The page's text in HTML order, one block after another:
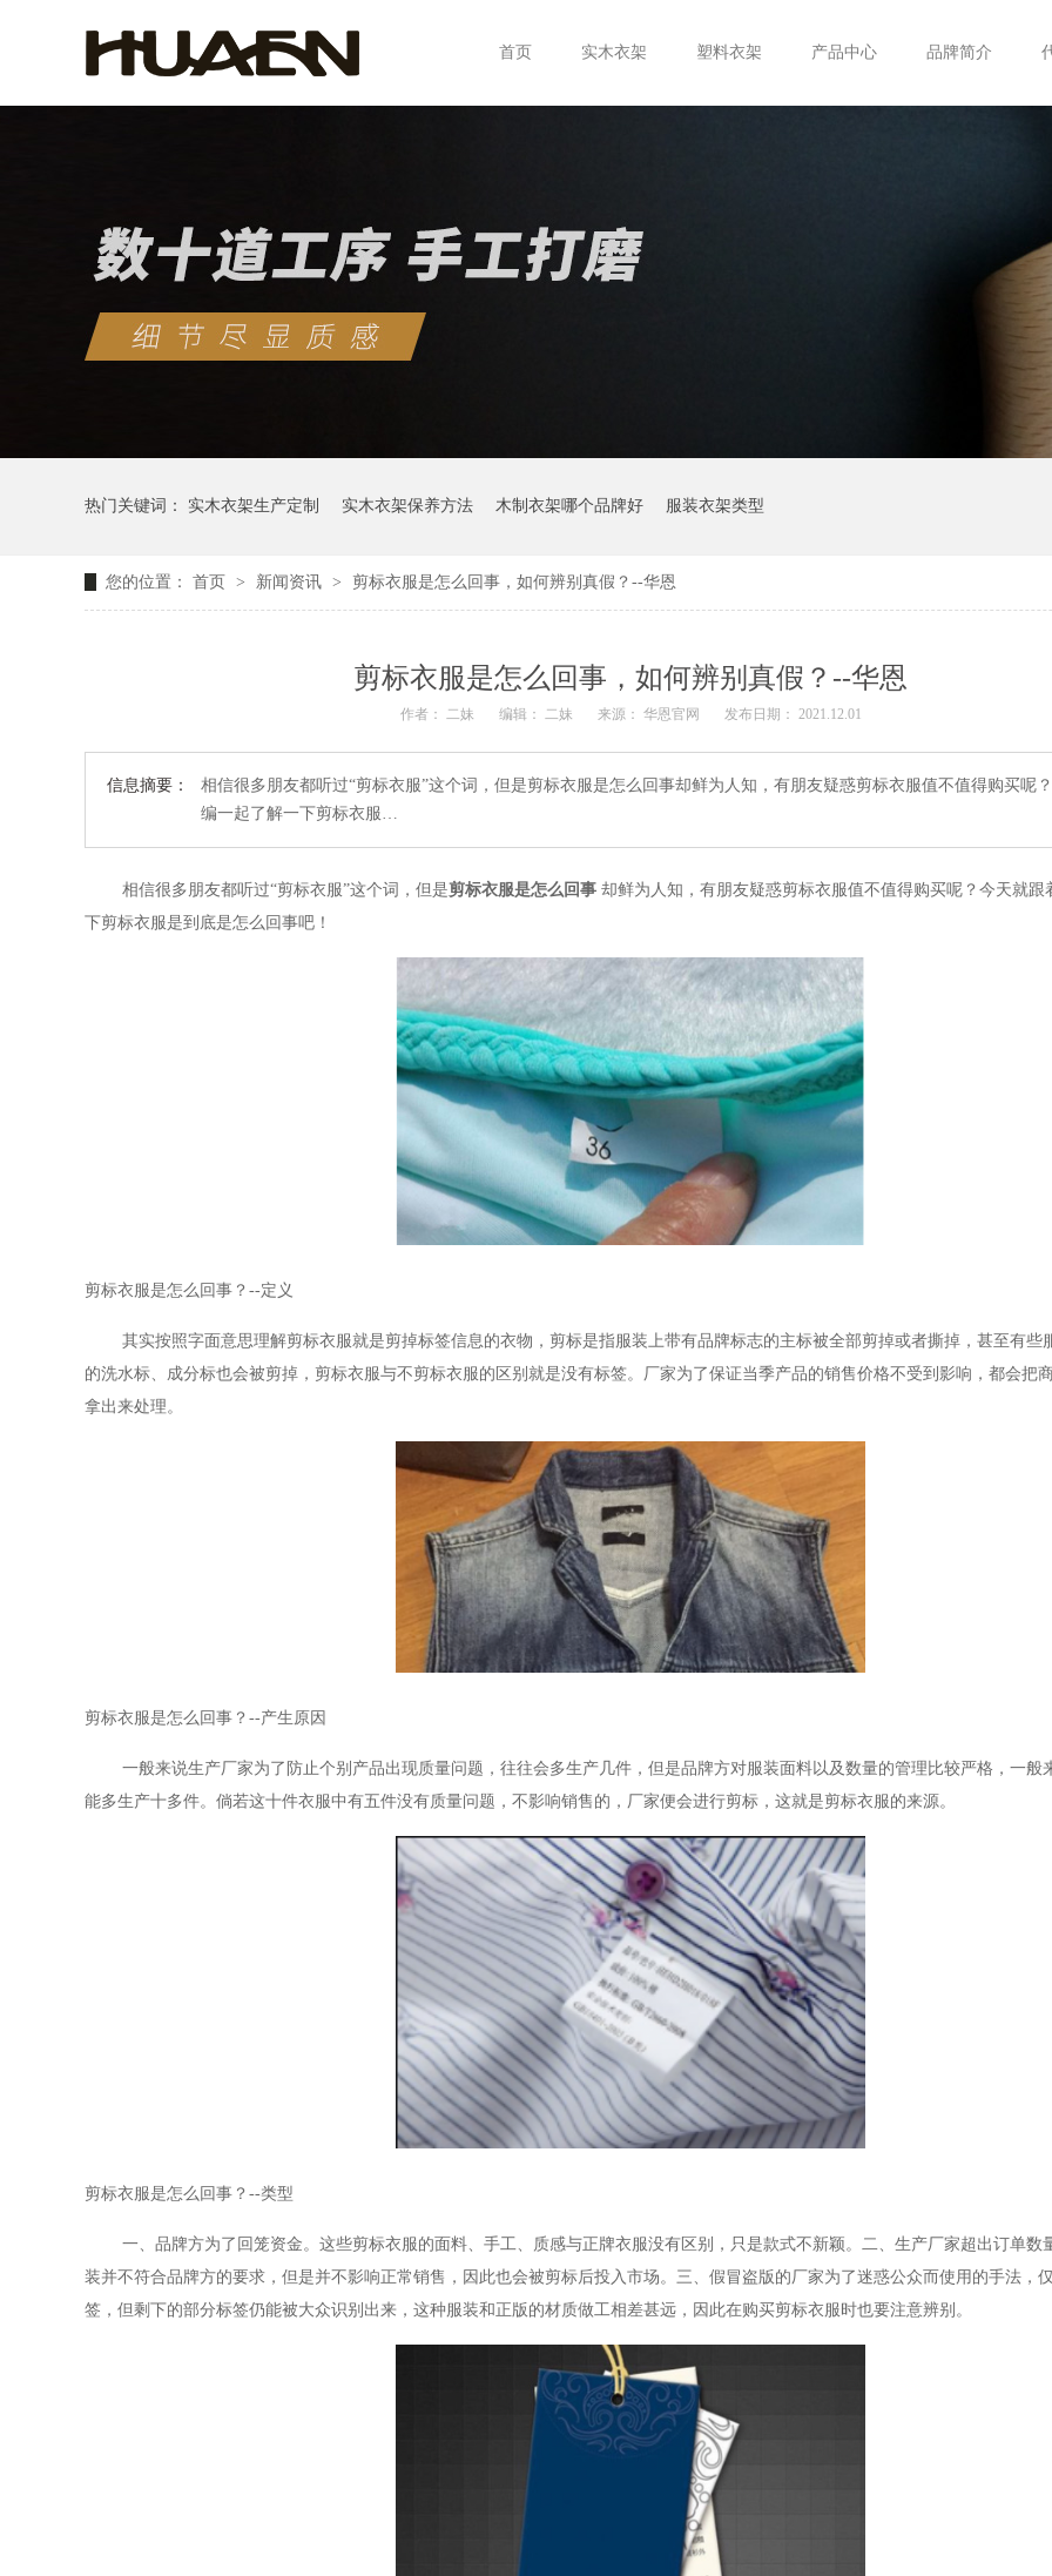
首页 实木衣架 塑料衣架 产品中心 品牌简介
热门关键词： 实木衣架生产定制 实木衣架保养方法 木制衣架哪个品牌好 服装衣架类型
您的位置： 首页 > 新闻资讯 > 剪标衣服是怎么回事，如何辨别真假？--华恩
剪标衣服是怎么回事，如何辨别真假？--华恩
作者： 二妹 编辑： 二妹 来源： 华恩官网 发布日期： 2021.12.01
信息摘要：
相信很多朋友都听过“剪标衣服”这个词，但是剪标衣服是怎么回事却鲜为人知，有朋友疑惑剪标衣服值不值得购买呢
编一起了解一下剪标衣服…
相信很多朋友都听过“剪标衣服”这个词，但是剪标衣服是怎么回事 却鲜为人知，有朋友疑惑剪标衣服值不值得购买呢？今天就跟
下剪标衣服是到底是怎么回事吧！
剪标衣服是怎么回事？ --定义
其实按照字面意思理解剪标衣服就是剪掉标签信息的衣物，剪标是指服装上带有品牌标志的主标被全部剪掉或者撕掉，甚至有些
的洗水标、成分标也会被剪掉，剪标衣服与不剪标衣服的区别就是没有标签。厂家为了保证当季产品的销售价格不受到影响，都会把
拿出来处理。
剪标衣服是怎么回事？ --产生原因
一般来说生产厂家为了防止个别产品出现质量问题，往往会多生产几件，但是品牌方对服装面料以及数量的管理比较严格，一般
能多生产十多件。倘若这十件衣服中有五件没有质量问题，不影响销售的，厂家便会进行剪标，这就是剪标衣服的来源。
剪标衣服是怎么回事？ --类型
一、品牌方为了回笼资金。这些剪标衣服的面料、手工、质感与正牌衣服没有区别，只是款式不新颖。二、生产厂家超出订单数
装并不符合品牌方的要求，但是并不影响正常销售，因此也会被剪标后投入市场。三、假冒盗版的厂家为了迷惑公众而使用的手法，
签，但剩下的部分标签仍能被大众识别出来，这种服装和正版的材质做工相差甚远，因此在购买剪标衣服时也要注意辨别。